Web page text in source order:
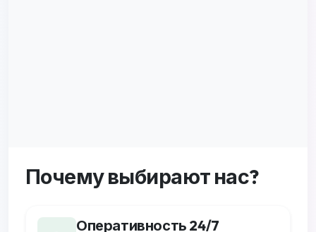
Почему выбираютнас?
Оперативность 24/7